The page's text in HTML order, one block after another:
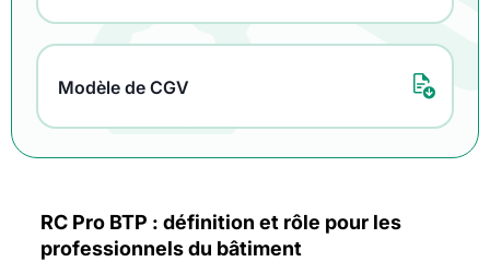
Modèle de CGV
RC Pro BTP : définition et rôle pour les
professionnels du bâtiment